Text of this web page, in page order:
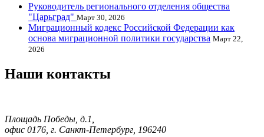
Руководитель регионального отделения общества
"Царьград" Март 30, 2026
Миграционный кодекс Российской Федерации как
основа миграционной политики государства Март 22,
2026
Наши контакты
Площадь Победы, д.1,
офис 0176, г. Санкт-Петербург, 196240